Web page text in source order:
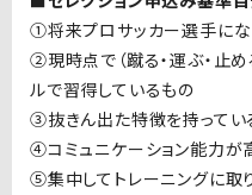
①将来プロサッカー選手にな
②現時点で（蹴る・運ぶ・止
ルで習得しているもの
③抜きん出た特徴を持ってい
④コミュニケーション能力が
⑤集中してトレーニングに取